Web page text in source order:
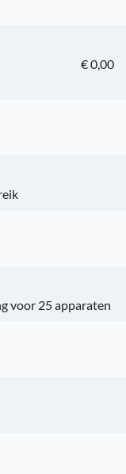
€ 0,00
voor 25 apparaten